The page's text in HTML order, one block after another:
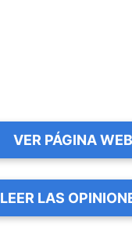
VER PÁGINA WEB
LEER LAS